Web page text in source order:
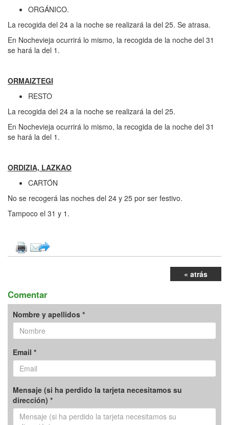
ORGÁNICO.
La recogida del 24 a la noche se realizará la del 25. Se atrasa.
En Nochevieja ocurrirá lo mismo, la recogida de la noche del 31
se hará la del 1.
ORMAIZTEGI
RESTO
La recogida del 24 a la noche se realizará la del 25.
En Nochevieja ocurrirá lo mismo, la recogida de la noche del 31
se hará la del 1.
ORDIZIA, LAZKAO
CARTÓN
No se recogerá las noches del 24 y 25 por ser festivo.
Tampoco el 31 y 1.
« atrás
Comentar
Nombre y apellidos *
Email *
Mensaje (si ha perdido la tarjeta necesitamos su
dirección) *